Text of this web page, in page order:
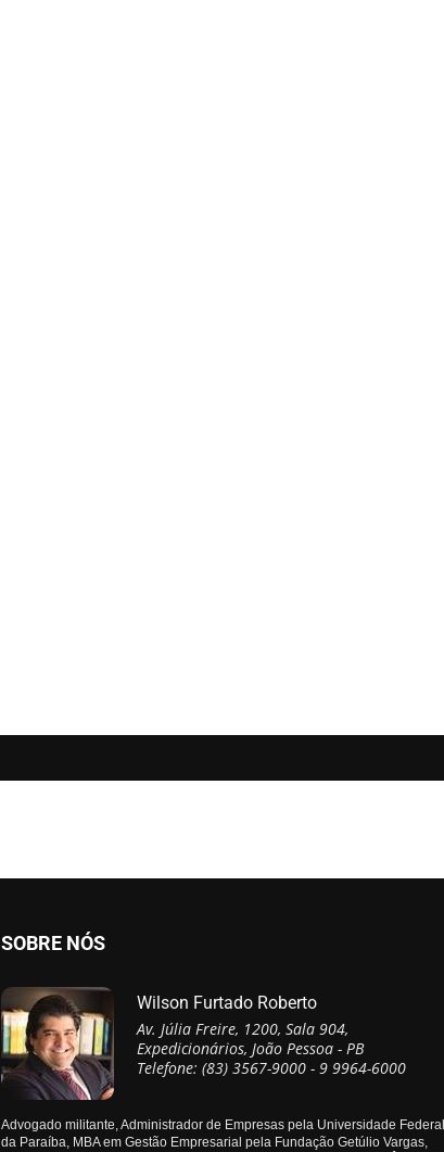
SOBRE NÓS
Wilson Furtado Roberto
Av. Júlia Freire, 1200, Sala 904,
Expedicionários, João Pessoa - PB
Telefone: (83) 3567-9000 - 9 9964-6000
Advogado militante, Administrador de Empresas pela Universidade Federal
da Paraíba, MBA em Gestão Empresarial pela Fundação Getúlio Vargas,